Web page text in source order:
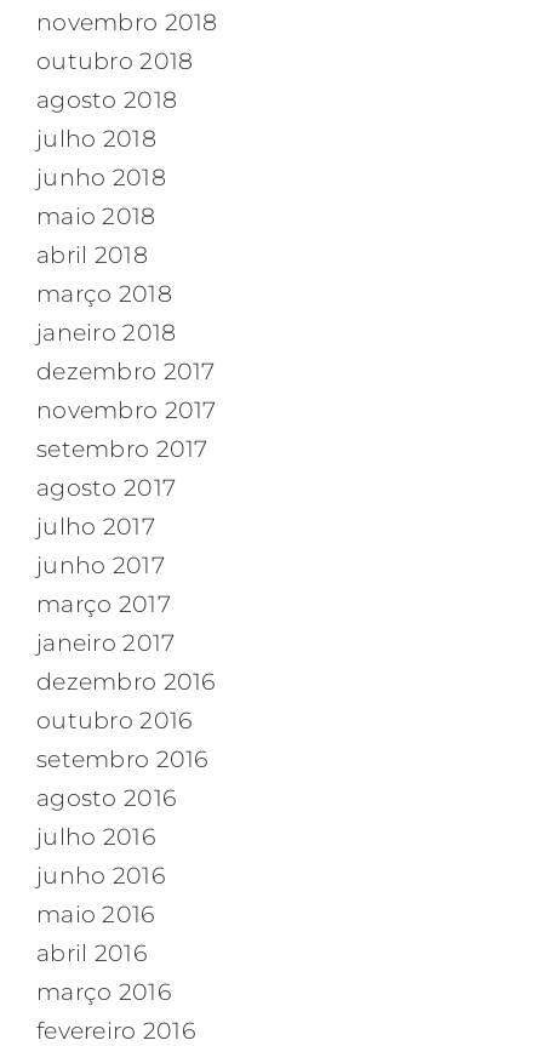
novembro 2018
outubro 2018
agosto 2018
julho 2018
junho 2018
maio 2018
abril 2018
março 2018
janeiro 2018
dezembro 2017
novembro 2017
setembro 2017
agosto 2017
julho 2017
junho 2017
março 2017
janeiro 2017
dezembro 2016
outubro 2016
setembro 2016
agosto 2016
julho 2016
junho 2016
maio 2016
abril 2016
março 2016
fevereiro 2016